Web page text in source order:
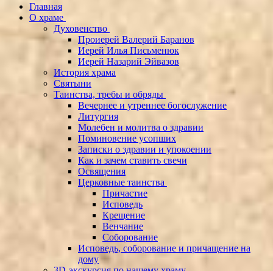
Главная
О храме
Духовенство
Проиерей Валерий Баранов
Иерей Илья Письменюк
Иерей Назарий Эйвазов
История храма
Святыни
Таинства, требы и обряды
Вечернее и утреннее богослужение
Литургия
Молебен и молитва о здравии
Поминовение усопших
Записки о здравии и упокоении
Как и зачем ставить свечи
Освящения
Церковные таинства
Причастие
Исповедь
Крещение
Венчание
Соборование
Исповедь, соборование и причащение на
дому